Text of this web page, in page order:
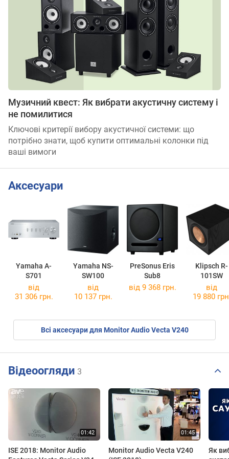
Музичний квест: Як вибрати акустичну систему і
не помилитися
Ключові критерії вибору акустичної системи: що
потрібно знати, щоб купити оптимальні колонки під
ваші вимоги
Аксесуари
Yamaha A-
S701
Yamaha NS-
SW100
PreSonus Eris
Sub8
Klipsch R-
101SW
від
31 306 грн.
від
10 137 грн.
від 9 368 грн.
від
19 880
Всі аксесуари для Monitor Audio Vecta V240
Відеоогляди 3
ISE 2018: Monitor Audio
Monitor Audio Vecta V240
Як